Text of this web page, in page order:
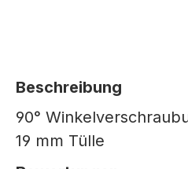
Beschreibung
90°
19 mm Tülle